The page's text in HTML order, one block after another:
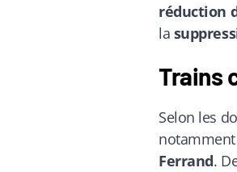
réduction
la
Trains
Selon les
Ferrand.